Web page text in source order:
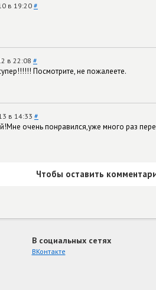
в 19:20 #
в 22:08 #
Посмотрите, не пожалеете.
в 14:33 #
очень понравился,уже много раз
Чтобы оставить
В социальных сетях
ВКонтакте